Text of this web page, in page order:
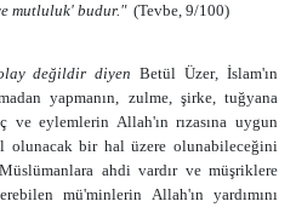
mutluluk' budur." (Tevbe, 9/100)
değildir diyenBetül Üzer, İslam'ın
yapmanın, zulme, şirke, tuğyana
ve eylemlerin Allah'ın rızasına uygun
olunacak bir hal üzere olunabileceğini
ahdi vardır ve müşriklere
mü'minlerin Allah'ın yardımını